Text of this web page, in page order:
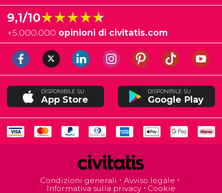
9,1/10★★★★★
★★★★★
+5.000.000 opinioni di civitatis.com
DISPONIBILE SU
App Store
DISPONIBILE SU
Google Play
Condizioni generali
Avviso legale
Informativa sulla privacy
Cookie